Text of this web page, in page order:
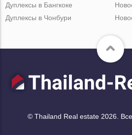
Дуплексы в Бангкоке
Дуплексы в Чонбури
© Thailand Real estate 2026.